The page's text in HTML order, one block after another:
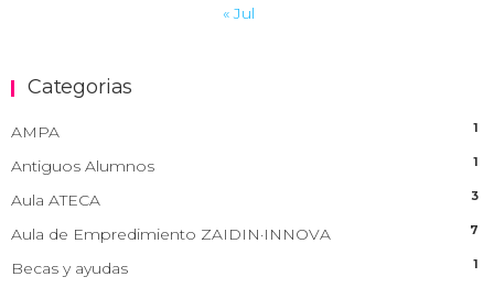
« Jul
Categorias
AMPA 1
Antiguos Alumnos 1
Aula ATECA 3
Aula de Empredimiento ZAIDIN·INNOVA 7
Becas y ayudas 1